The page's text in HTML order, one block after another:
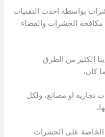
بواسطة احدث التقنيات
مكافحة الحشرات والقضاء
الكثير من الطرق
كان،
او مصانع، ولكل
الخاصة على الحشرات